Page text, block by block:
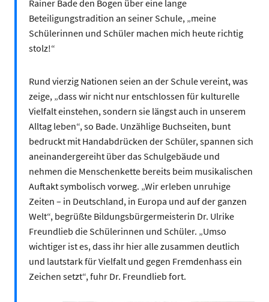
Rainer Bade den Bogen über eine lange
Beteiligungstradition an seiner Schule, „meine
Schülerinnen und Schüler machen mich heute richtig
stolz!“
Rund vierzig Nationen seien an der Schule vereint, was
zeige, „dass wir nicht nur entschlossen für kulturelle
Vielfalt einstehen, sondern sie längst auch in unserem
Alltag leben“, so Bade. Unzählige Buchseiten, bunt
bedruckt mit Handabdrücken der Schüler, spannen sich
aneinandergereiht über das Schulgebäude und
nehmen die Menschenkette bereits beim musikalischen
Auftakt symbolisch vorweg. „Wir erleben unruhige
Zeiten – in Deutschland, in Europa und auf der ganzen
Welt“, begrüßte Bildungsbürgermeisterin Dr. Ulrike
Freundlieb die Schülerinnen und Schüler. „Umso
wichtiger ist es, dass ihr hier alle zusammen deutlich
und lautstark für Vielfalt und gegen Fremdenhass ein
Zeichen setzt“, fuhr Dr. Freundlieb fort.